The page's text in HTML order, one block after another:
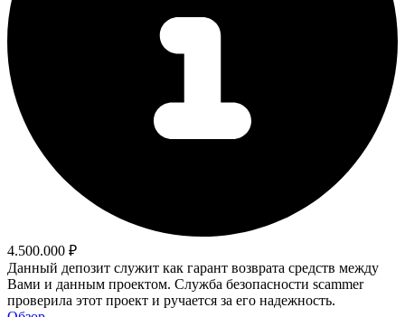
4.500.000 ₽
Данный депозит служит как гарант возврата средств между
Вами и данным проектом. Служба безопасности scammer
проверила этот проект и ручается за его надежность.